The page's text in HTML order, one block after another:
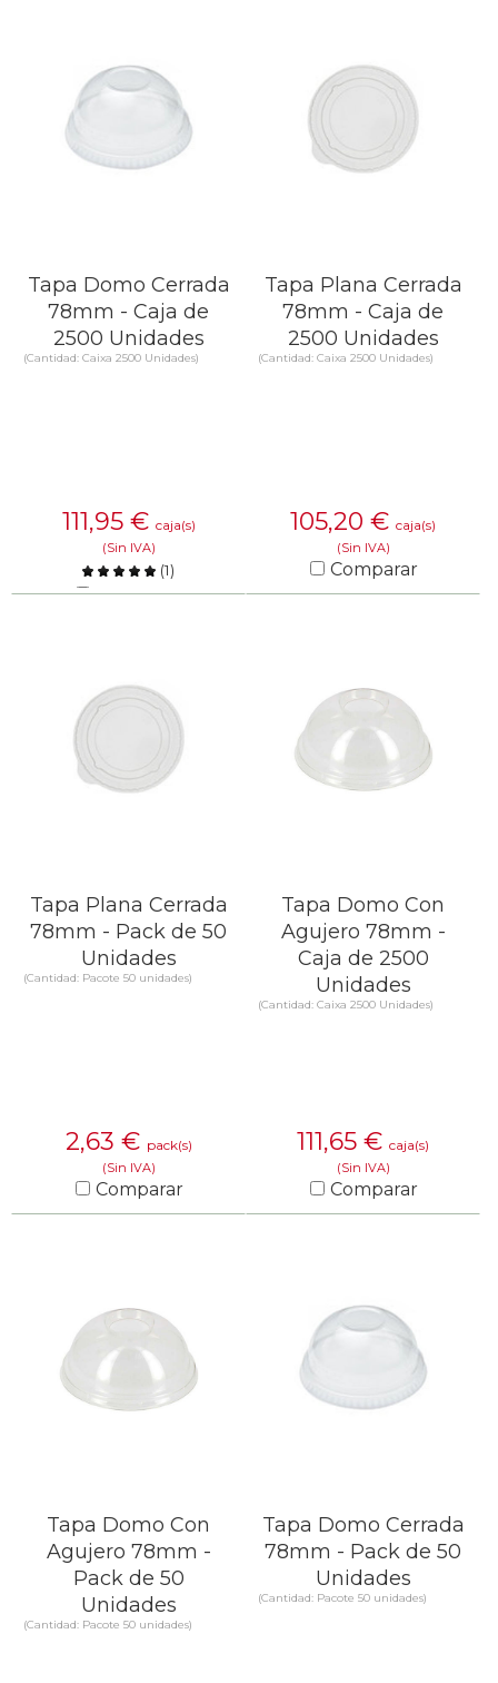
Tapa Domo Cerrada
78mm - Caja de
2500 Unidades
(Cantidad: Caixa 2500 Unidades)
111,95 € caja(s)
(Sin IVA)
(1)
Comparar
Tapa Plana Cerrada
78mm - Caja de
2500 Unidades
(Cantidad: Caixa 2500 Unidades)
105,20 € caja(s)
(Sin IVA)
Comparar
Tapa Plana Cerrada
78mm - Pack de 50
Unidades
(Cantidad: Pacote 50 unidades)
2,63 € pack(s)
(Sin IVA)
Comparar
Tapa Domo Con
Agujero 78mm -
Caja de 2500
Unidades
(Cantidad: Caixa 2500 Unidades)
111,65 € caja(s)
(Sin IVA)
Comparar
Tapa Domo Con
Agujero 78mm -
Pack de 50
Unidades
(Cantidad: Pacote 50 unidades)
Tapa Domo Cerrada
78mm - Pack de 50
Unidades
(Cantidad: Pacote 50 unidades)